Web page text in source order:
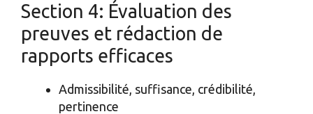
Section 4: Évaluation des
preuves et rédaction de
rapports efficaces
Admissibilité, suffisance, crédibilité,
pertinence